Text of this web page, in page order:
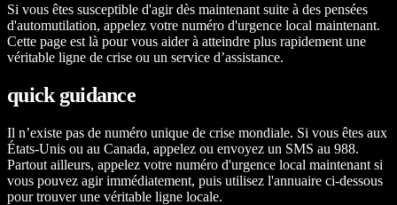
Si vous êtes susceptible d'agir dès maintenant suite à des pensées
d'automutilation, appelez votre numéro d'urgence local maintenant.
Cette page est là pour vous aider à atteindre plus rapidement une
véritable ligne de crise ou un service d’assistance.
quick guidance
Il n’existe pas de numéro unique de crise mondiale. Si vous êtes aux
États-Unis ou au Canada, appelez ou envoyez un SMS au 988.
Partout ailleurs, appelez votre numéro d'urgence local maintenant si
vous pouvez agir immédiatement, puis utilisez l'annuaire ci-dessous
pour trouver une véritable ligne locale.